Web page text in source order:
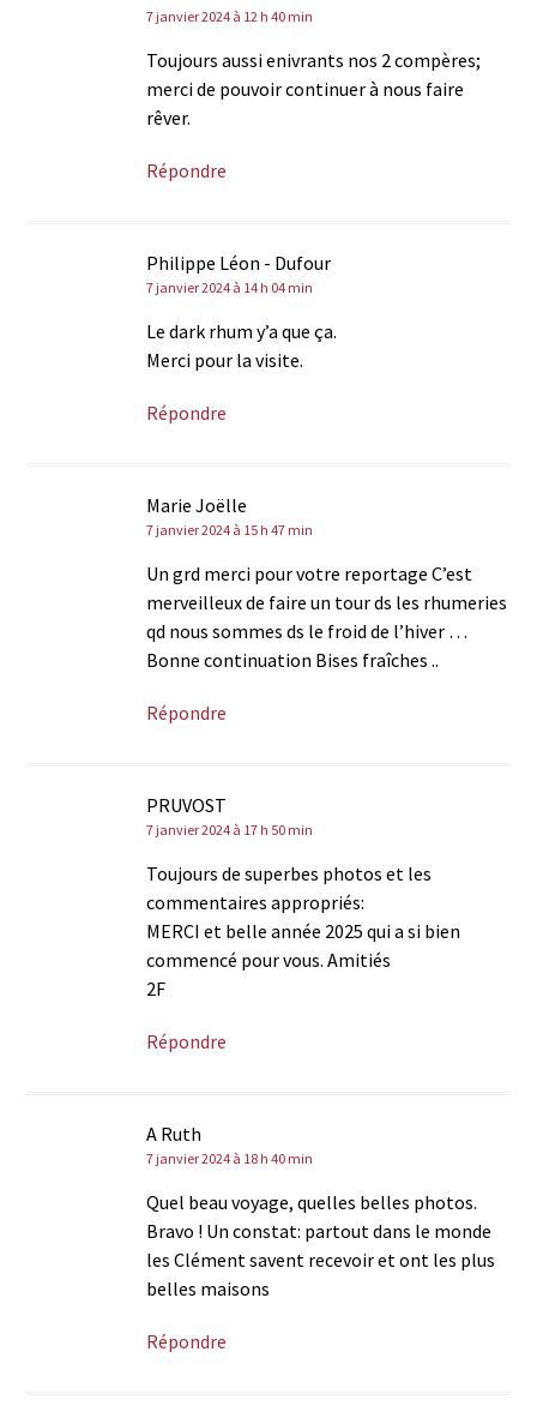
7 janvier 2024 à 12 h 40 min
Toujours aussi enivrants nos 2 compères;
merci de pouvoir continuer à nous faire
rêver.
Répondre
Philippe Léon - Dufour
7 janvier 2024 à 14 h 04 min
Le dark rhum y’a que ça.
Merci pour la visite.
Répondre
Marie Joëlle
7 janvier 2024 à 15 h 47 min
Un grd merci pour votre reportage C’est
merveilleux de faire un tour ds les rhumeries
qd nous sommes ds le froid de l’hiver …
Bonne continuation Bises fraîches ..
Répondre
PRUVOST
7 janvier 2024 à 17 h 50 min
Toujours de superbes photos et les
commentaires appropriés:
MERCI et belle année 2025 qui a si bien
commencé pour vous. Amitiés
2F
Répondre
A Ruth
7 janvier 2024 à 18 h 40 min
Quel beau voyage, quelles belles photos.
Bravo ! Un constat: partout dans le monde
les Clément savent recevoir et ont les plus
belles maisons
Répondre